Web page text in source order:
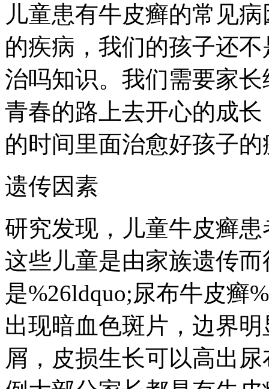
儿童患有牛皮癣的常见
的疾病，我们的孩子还
治吗知识。我们需要家
青春的路上去开心的成
的时间里面治愈好孩子
遗传因素
研究发现，儿童牛皮癣
这些儿童是由家族遗传
是%26ldquo;尿布牛皮癣
出现暗血色斑片，边界
屑，皮损生长可以高出